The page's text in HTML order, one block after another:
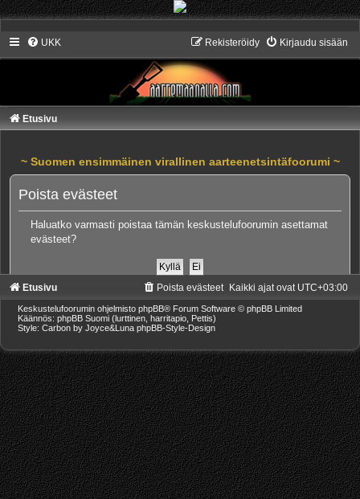
UKK Kirjaudu sisään
Rekisteröidy
Etusivu
~ Suomen ensimmäinen virallinen aarteenetsintäfoorumi ~
Poista evästeet
Haluatko varmasti poistaa tämän keskustelufoorumin asettamat
evästeet?
Etusivu Kaikki ajat ovat UTC+03:00
Poista evästeet
Keskustelufoorumin ohjelmisto phpBB® Forum Software © phpBB Limited
Käännös: phpBB Suomi (lurttinen, harritapio, Pettis)
Style: Carbon by Joyce&Luna phpBB-Style-Design